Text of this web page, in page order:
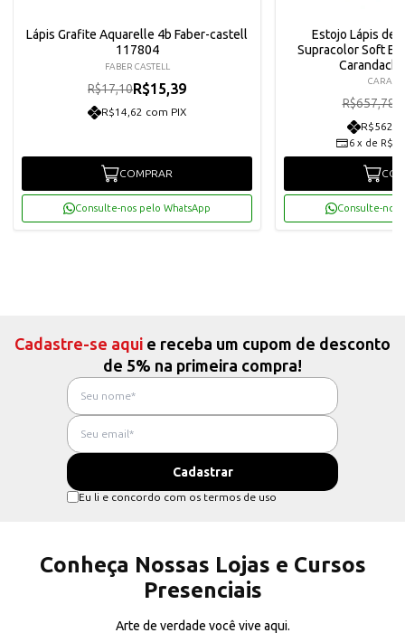
Lápis Grafite Aquarelle 4b Faber-castell
117804
FABER CASTELL
R$17,10R$15,39
R$14,62 com PIX
COMPRAR
Consulte-nos pelo WhatsApp
Estojo Lápis de
Supracolor Soft
R$657,78
6 x de
Consulte-nos
Cadastre-se aqui e receba um cupom de desconto
de 5% na primeira compra!
Eu li e concordo com os termos de uso
Conheça Nossas Lojas e Cursos
Presenciais
Arte de verdade você vive aqui.